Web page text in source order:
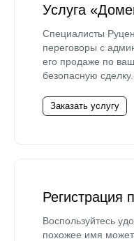
Услуга
Специалисты
переговоры с
его продаже по
безопасную сделку.
Заказать услугу
Регистрация
Воспользуйтесь
похожее имя